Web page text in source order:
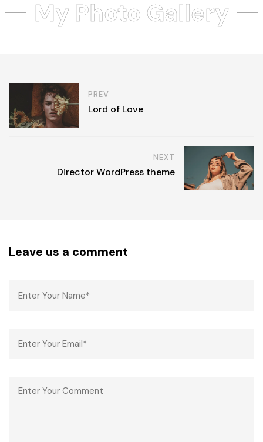
My Photo Gallery
PREV
Lord of Love
NEXT
Director WordPress theme
Leave us a comment